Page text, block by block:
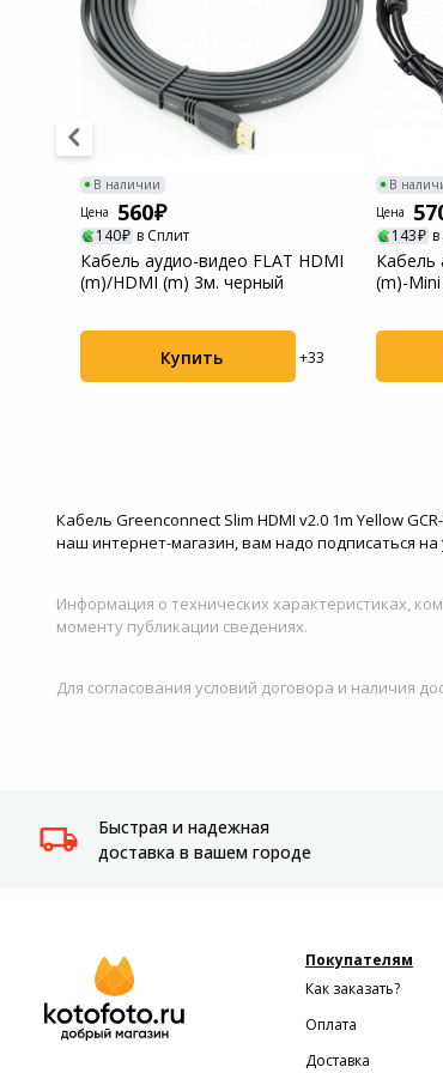
В наличии
Цена
560
140 в Сплит
Кабель аудио-видео FLAT HDMI
(m)/HDMI (m) 3м. черный
Купить +33
В
Цена
143
Кабель
(m)-
Кабель Greenconnect Slim HDMI v2.0 1m Yellow
наш интернет-магазин, вам надо подписаться
Информация о технических характеристиках,
моменту публикации сведениях.
Для согласования условий договора и наличия
Быстрая и надежная
доставка в вашем городе
Покупателям
Как заказать?
Оплата
Доставка
Системы
видеонаблюдения
Уцененные товары